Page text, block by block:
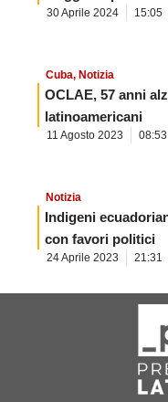
30 Aprile 2024 15:05
Cuba, Notizia
OCLAE, 57 anni
latinoamericani
11 Agosto 2023 08:53
Notizia
Indigeni
con favori politici
24 Aprile 2023 21:31